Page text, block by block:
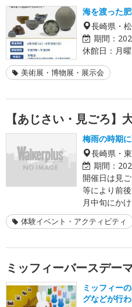
海を渡った
長崎県・
期間：
休館日：月
美術展・博物展・展示会
【あじさい・見ごろ】
梅雨の時期
長崎県・
期間：
開催日は見
等により前
月中旬にか
体験イベント・アクティビティ
ミッフィーバースデー
ミッフィー
グなどが行